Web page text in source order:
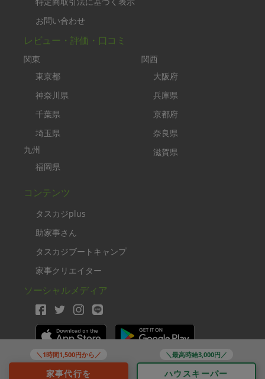
＼1時間1,500円から／
家事代行を
＼最高時給3,000円／
ハウスキーパー
お問い合わせ
レビュー・評価・口コミ
関東
東京都
神奈川県
千葉県
埼玉県
九州
福岡県
関西
大阪府
兵庫県
京都府
奈良県
滋賀県
コンテンツ
タスカジplus
助家事さん
タスカジブートキャンプ
家事クリエイター
ソーシャルメディア